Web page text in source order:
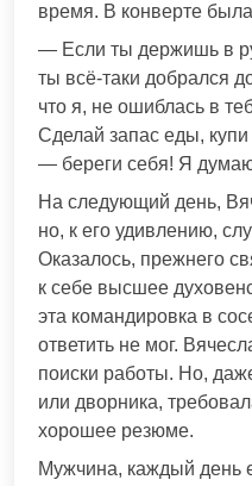
время. В конверте
— Если ты держишь в
ты всё-таки добрался
что я, не ошиблась в
Сделай запас еды,
— береги себя! Я
На следующий день,
но, к его удивлению,
Оказалось, прежнего
к себе высшее
эта командировка в
ответить не мог.
поиски работы. Но,
или дворника,
хорошее резюме.
Мужчина, каждый день